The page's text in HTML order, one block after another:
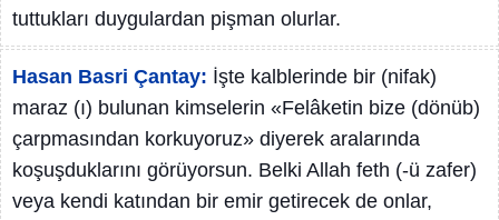
tuttukları duygulardan pişman olurlar.
Hasan Basri Çantay: İşte kalblerinde bir (nifak)
maraz (ı) bulunan kimselerin «Felâketin bize (dönüb)
çarpmasından korkuyoruz» diyerek aralarında
koşuşduklarını görüyorsun. Belki Allah feth (-ü zafer)
veya kendi katından bir emir getirecek de onlar,